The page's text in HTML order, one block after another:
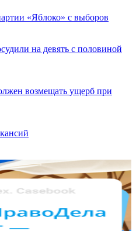
«Яблоко» с выборов
на девять с половиной
возмещать ущерб при